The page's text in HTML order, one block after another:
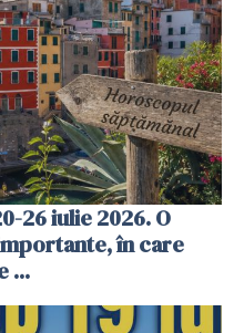
26 iulie 2026. O
în care
...